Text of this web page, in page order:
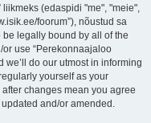
(edaspidi "me", "meie",
foorum”), nõustud sa
legally bound by all of the
use “Perekonnaajaloo
we’ll do our utmost in informing
yourself as your
changes mean you agree
and/or amended.